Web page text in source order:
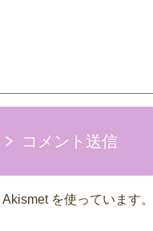
コメント送信
を使っています。